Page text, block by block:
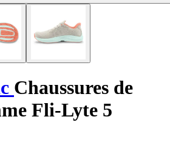
Chaussures de
Fli-Lyte 5